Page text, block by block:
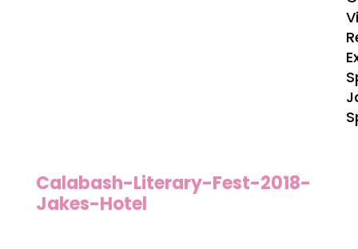
Calabash-Literary-Fest-2018-
Jakes-Hotel